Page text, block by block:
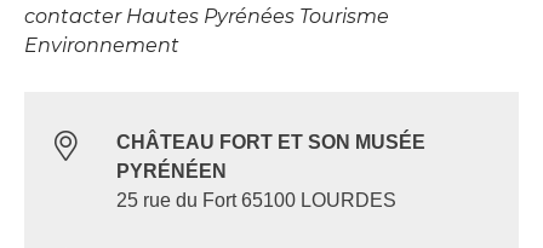
contacter Hautes Pyrénées Tourisme
Environnement
CHÂTEAU FORT ET SON MUSÉE
PYRÉNÉEN
25 rue du Fort 65100 LOURDES